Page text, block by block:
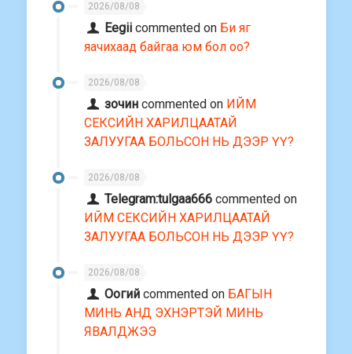
2026/08/08
Eegii commented on Би яг
яачихаад байгаа юм бол оо?
2026/08/08
зочин commented on ИЙМ
СЕКСИЙН ХАРИЛЦААТАЙ
ЗАЛУУГАА БОЛЬСОН НЬ ДЭЭР ҮҮ?
2026/08/08
Telegram:tulgaa666 commented on
ИЙМ СЕКСИЙН ХАРИЛЦААТАЙ
ЗАЛУУГАА БОЛЬСОН НЬ ДЭЭР ҮҮ?
2026/08/08
Оогий commented on БАГЫН
МИНЬ АНД ЭХНЭРТЭЙ МИНЬ
ЯВАЛДЖЭЭ